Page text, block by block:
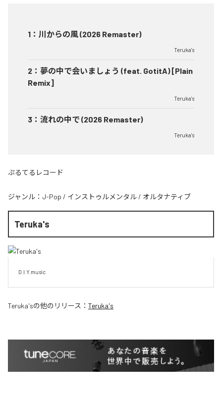
1 ： 川からの風 (2026 Remaster)
Teruka's
2 ： 夢の中で会いましょう (feat. GotitA) [Plain
Remix]
Teruka's
3 ： 流れの中で (2026 Remaster)
Teruka's
ぷるてるレコード
ジャンル： J-Pop / インストゥルメンタル / オルタナティブ
Teruka's
D.I.Y.music
Teruka'sの他のリリース： Teruka's